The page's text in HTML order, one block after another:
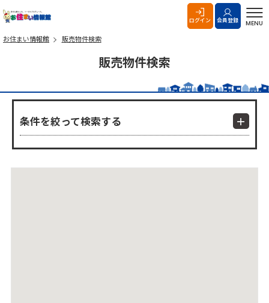
ログイン 会員登録 MENU
お住まい情報館 販売物件検索
販売物件検索
条件を絞って検索する